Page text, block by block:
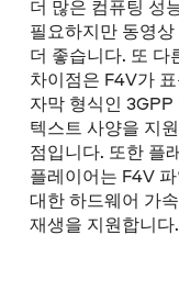
더 많은 컴퓨팅 성
필요하지만 동영
더 좋습니다. 또 다
차이점은 F4V가
자막 형식인 3GPP
텍스트 사양을 지
점입니다. 또한 플
플레이어는 F4V
대한 하드웨어 가
재생을 지원합니다.